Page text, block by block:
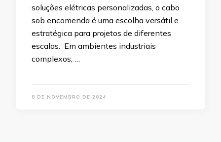
soluções elétricas personalizadas, o cabo
sob encomenda é uma escolha versátil e
estratégica para projetos de diferentes
escalas. Em ambientes industriais
complexos, …
8 DE NOVEMBRO DE 2024